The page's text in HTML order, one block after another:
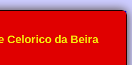
Celorico da Beira